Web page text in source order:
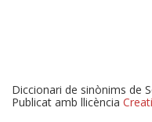
Diccionari de sinònims de
Publicat amb llicència